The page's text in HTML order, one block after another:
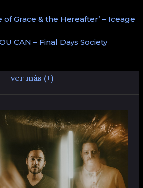
of Grace & the Hereafter’ – Iceage
CAN – Final Days Society
ver más (+)